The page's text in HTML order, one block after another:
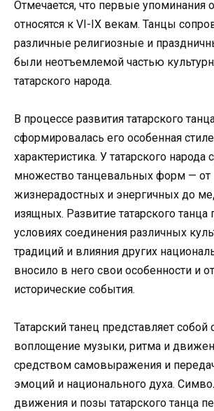
Отмечается, что первые упоминания о
относятся к VI-IX векам. Танцы
различные религиозные и
были неотъемлемой частью
татарского народа.
В процессе развития татарского
сформировалась его особенная
характеристика. У татарского народа
множество танцевальных форм — от
жизнерадостных и энергичных до
изящных. Развитие татарского танца
условиях соединения различных
традиций и влияния других
вносило в него свои особенности и
исторические события.
Татарский танец представляет
воплощение музыки, ритма и
средством самовыражения и
эмоций и национального духа.
движения и позы татарского танца